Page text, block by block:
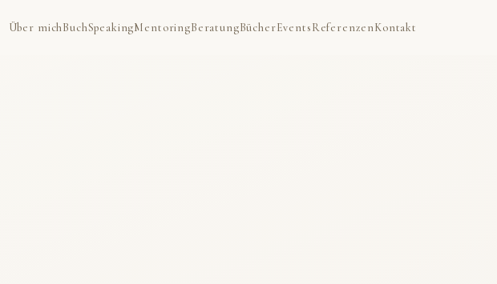
Über michBuchSpeakingMentoringBeratungBücherEventsReferenzenKontakt